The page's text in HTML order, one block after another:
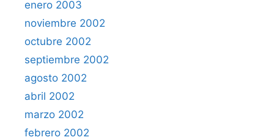
enero 2003
noviembre 2002
octubre 2002
septiembre 2002
agosto 2002
abril 2002
marzo 2002
febrero 2002